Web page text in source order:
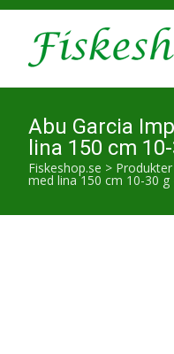
Abu Garcia
lina 150 cm
Fiskeshop.se > Produkter
med lina 150 cm 10-30 g